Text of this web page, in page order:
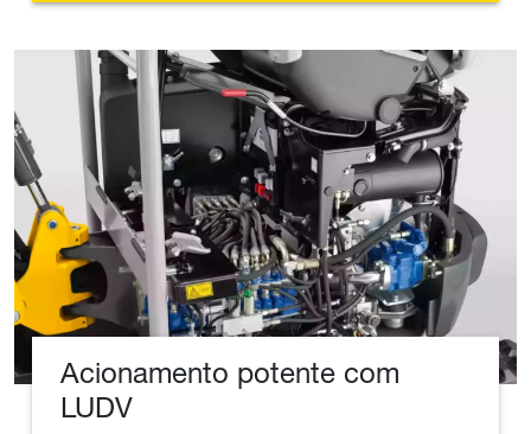
Acionamento potente com
LUDV